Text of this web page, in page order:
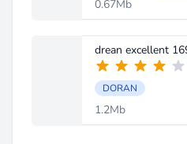
0.67Mb
drean excellent
DORAN
1.2Mb